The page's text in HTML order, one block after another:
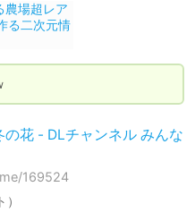
の花 - DLチャンネル みんな
169524